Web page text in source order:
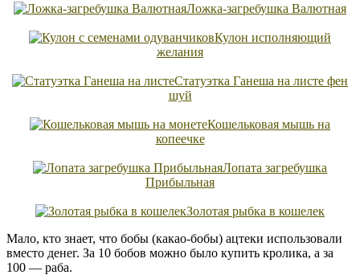
Ложка-загребушка Валютная
Кулон исполняющий
желания
Статуэтка Ганеша на листе фен
шуй
Кошельковая мышь на
копеечке
Лопата загребушка
Прибыльная
Золотая рыбка в кошелек
Мало, кто знает, что бобы (какао-бобы) ацтеки использовали
вместо денег. За 10 бобов можно было купить кролика, а за
100 — раба.